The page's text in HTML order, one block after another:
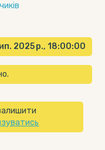
2025 р., 18:00:00